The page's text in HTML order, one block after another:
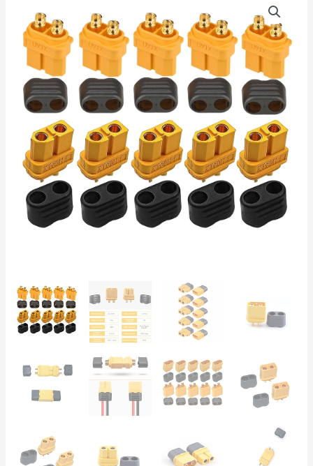
pares
de
conectores
XT60H
Macho+Hembra
60A
Cobre
Chapado
en
Oro
Baterías
LiPo,
RC
y
BMS
cantidad